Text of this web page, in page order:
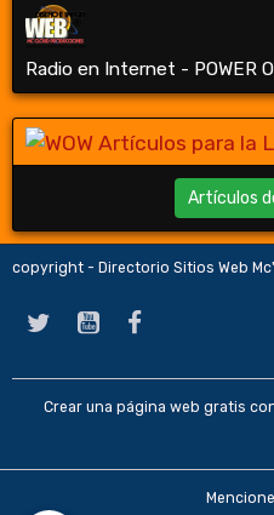
Radio en Internet - POWER
Artículos
copyright - Directorio Sitios Web
Crear una página web gratis